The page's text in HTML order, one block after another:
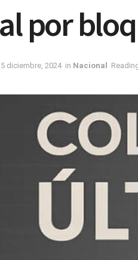
por
5 diciembre, 2024 in Nacional